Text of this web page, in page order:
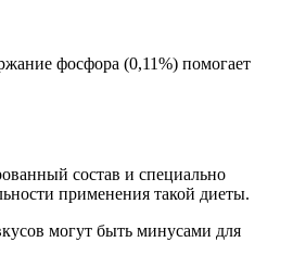
фосфора (0,11%) помогает
состав и специально
применения такой диеты.
могут быть минусами для